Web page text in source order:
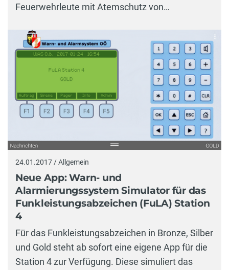
Feuerwehrleute mit Atemschutz von…
24.01.2017 / Allgemein
Neue App: Warn- und
Alarmierungssystem Simulator für das
Funkleistungsabzeichen (FuLA) Station
4
Für das Funkleistungsabzeichen in Bronze, Silber
und Gold steht ab sofort eine eigene App für die
Station 4 zur Verfügung. Diese simuliert das